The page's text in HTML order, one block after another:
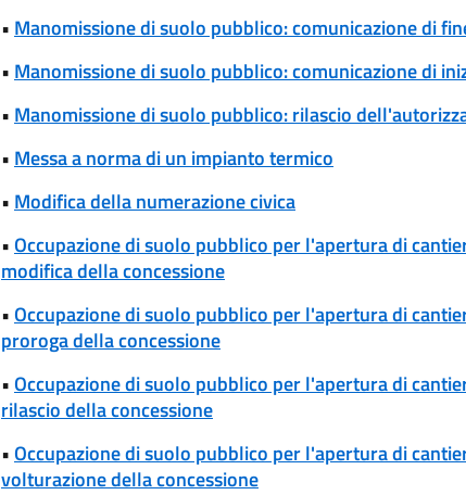
• Manomissione di suolo pubblico: comunicazione di
• Manomissione di suolo pubblico: comunicazione di
• Manomissione di suolo pubblico: rilascio
• Messa a norma di un impianto termico
• Modifica della numerazione civica
•Occupazione di suolo pubblico per l'apertura di
modifica della concessione
•Occupazione di suolo pubblico per l'apertura di
proroga della concessione
•Occupazione di suolo pubblico per l'apertura di
rilascio della concessione
•Occupazione di suolo pubblico per l'apertura di
volturazione della concessione